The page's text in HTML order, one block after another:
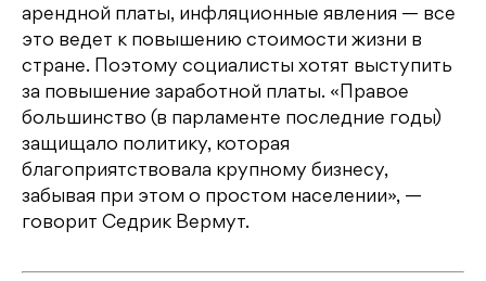
арендной платы, инфляционные явления — все
это ведет к повышению стоимости жизни в
стране. Поэтому социалисты хотят выступить
за повышение заработной платы. «Правое
большинство (в парламенте последние годы)
защищало политику, которая
благоприятствовала крупному бизнесу,
забывая при этом о простом населении», —
говорит Седрик Вермут.